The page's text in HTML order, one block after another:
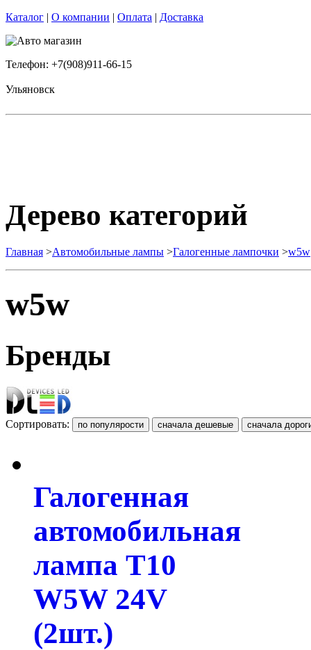
Каталог | О компании | Оплата | Доставка
Телефон: +7(908)911-66-15
Ульяновск
Дерево категорий
Главная >Автомобильные лампы >Галогенные лампочки >w5w
w5w
Бренды
Сортировать:
Галогенная
автомобильная
лампа T10
W5W 24V
(2шт.)